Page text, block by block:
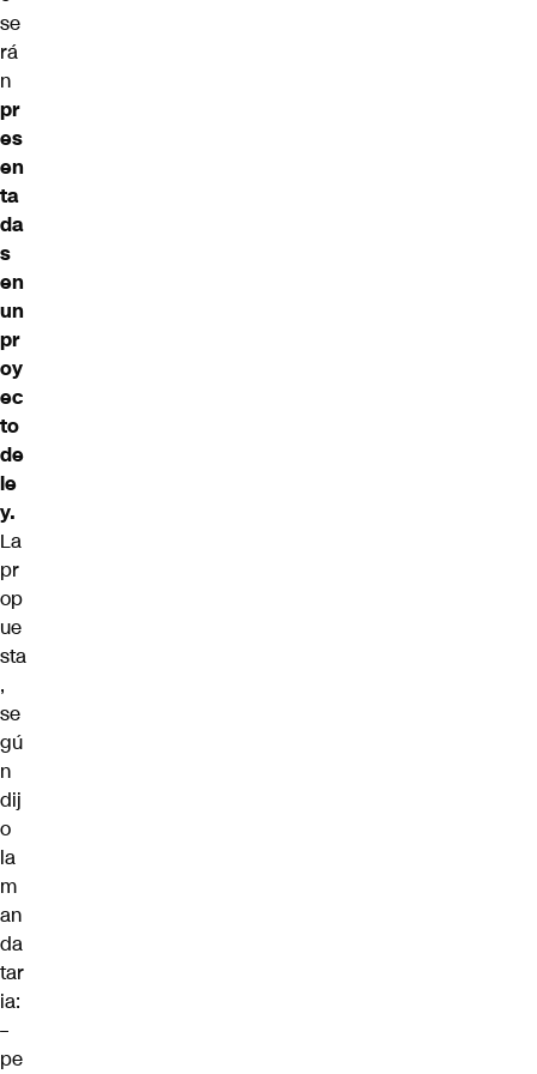
se
rá
n
pr
es
en
ta
da
s
en
un
pr
oy
ec
to
de
le
y.
La
pr
op
ue
sta
,
se
gú
n
dij
o
la
m
an
da
tar
ia:
–
pe